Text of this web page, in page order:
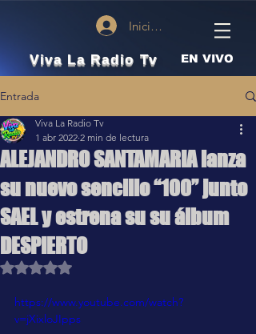
Iniciar sesión
Viva La Radio Tv EN VIVO
Entrada
ALEJANDRO SANTAMARIA lanza
su nuevo sencillo “100” junto
SAEL y estrena su su álbum
DESPIERTO
Viva La Radio Tv
1 abr 2022 2 min de lectura
Obtuvo NaN de 5 estrellas.
https://www.youtube.com/watch?
v=jXixloJIpps